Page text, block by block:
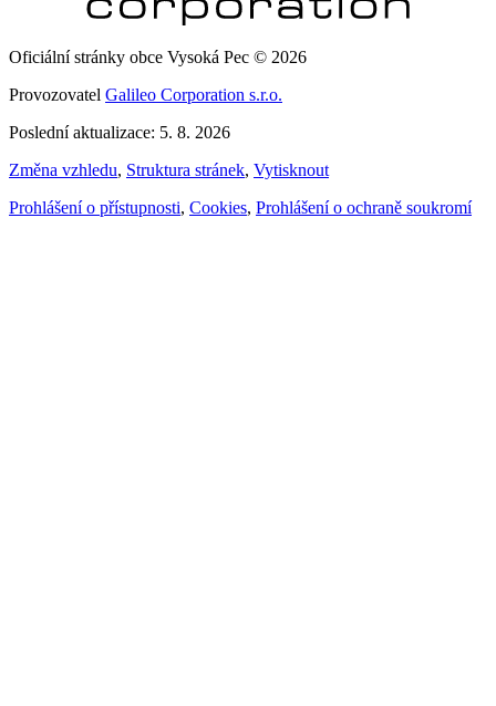
Oficiální stránky obce Vysoká Pec © 2026
Provozovatel Galileo Corporation s.r.o.
Poslední aktualizace: 5. 8. 2026
Změna vzhledu, Struktura stránek, Vytisknout
Prohlášení o přístupnosti, Cookies, Prohlášení o ochraně soukromí